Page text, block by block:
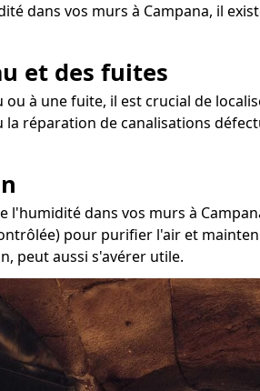
dans vos murs à Campana, il
et des fuites
à une fuite, il est crucial de
réparation de canalisations
l'humidité dans vos murs à
pour purifier l'air et
peut aussi s'avérer utile.